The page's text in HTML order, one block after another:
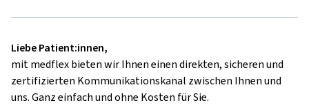
Liebe Patient:innen,
mit medflex bieten wir Ihnen einen direkten, sicheren und
zertifizierten Kommunikationskanal zwischen Ihnen und
uns. Ganz einfach und ohne Kosten für Sie.